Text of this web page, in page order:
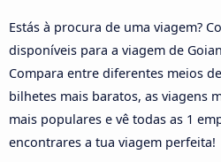
Estás à procura de uma viagem?
disponíveis para a viagem de
Compara entre diferentes meios
bilhetes mais baratos, as viagens
mais populares e vê todas as 1
encontrares a tua viagem perfeita!